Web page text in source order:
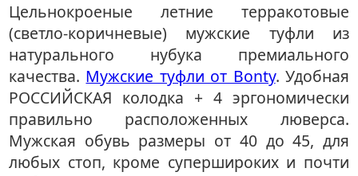
Цельнокроеные летние терракотовые
(светло-коричневые) мужские туфли из
натурального нубука премиального
качества. Мужские туфли от Bonty. Удобная
РОССИЙСКАЯ колодка + 4 эргономически
правильно расположенных люверса.
Мужская обувь размеры от 40 до 45, для
любых стоп, кроме супершироких и почти